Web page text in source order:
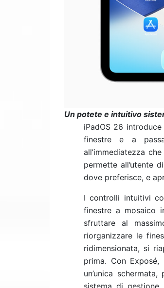
Un potete e intuitivo
iPadOS 26
finestre e a
all’immediatezza
permette all’utente
dove preferisce, e
I controlli intuitivi
finestre a mosaico
sfruttare al
riorganizzare le
ridimensionata, si
prima. Con
un’unica